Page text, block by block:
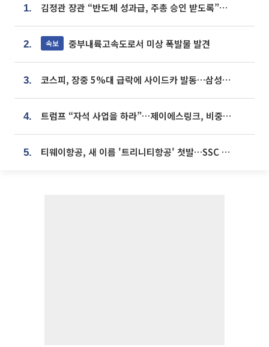
1. 김정관 장관 “반도체 성과급, 주총 승인 받도록”…상법·자본시장법 개정 시사
2. 속보 중부내륙고속도로서 미상 폭발물 발견
3. 코스피, 장중 5%대 급락에 사이드카 발동…삼성·SK 동반 폭락
4. 트럼프 “자석 사업을 하라”…제이에스링크, 비중국 영구자석 공급망 구축 속도
5. 티웨이항공, 새 이름 '트리니티항공' 첫발…SSC 전략 본격화